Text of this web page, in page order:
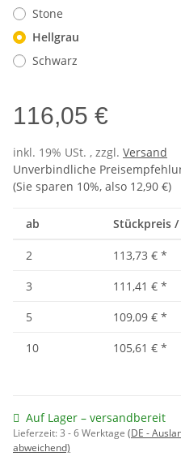
Stone
Hellgrau
Schwarz
116,05 €
inkl. 19% USt. , zzgl. Versand
Unverbindliche
(Sie sparen 10%, also 12,90 €)
ab Stückpreis /
2 113,73 € *
3
111,41 € *
5
109,09 € *
10
105,61 € *
Auf Lager – versandbereit
Lieferzeit:3 - 6 Werktage (DE -
abweichend)